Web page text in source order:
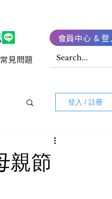
常見問題
會員中心 & 登
登入 / 註冊
親節